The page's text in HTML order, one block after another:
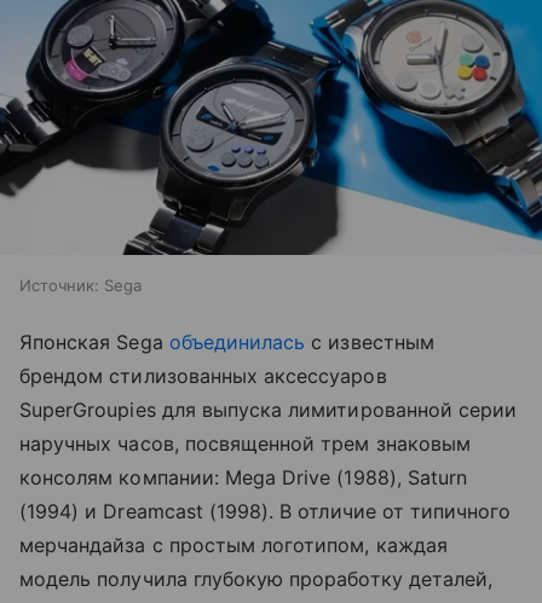
Источник: Sega
Японская Sega объединилась с известным
брендом стилизованных аксессуаров
SuperGroupies для выпуска лимитированной серии
наручных часов, посвященной трем знаковым
консолям компании: Mega Drive (1988), Saturn
(1994) и Dreamcast (1998). В отличие от типичного
мерчандайза с простым логотипом, каждая
модель получила глубокую проработку деталей,